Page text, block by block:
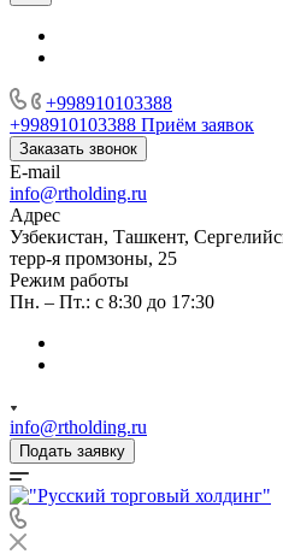
+998910103388
+998910103388 Приём заявок
Заказать звонок
E-mail
info@rtholding.ru
Адрес
Узбекистан, Ташкент,
терр-я промзоны, 25
Режим работы
Пн. – Пт.: с 8:30 до 17:30
info@rtholding.ru
Подать заявку